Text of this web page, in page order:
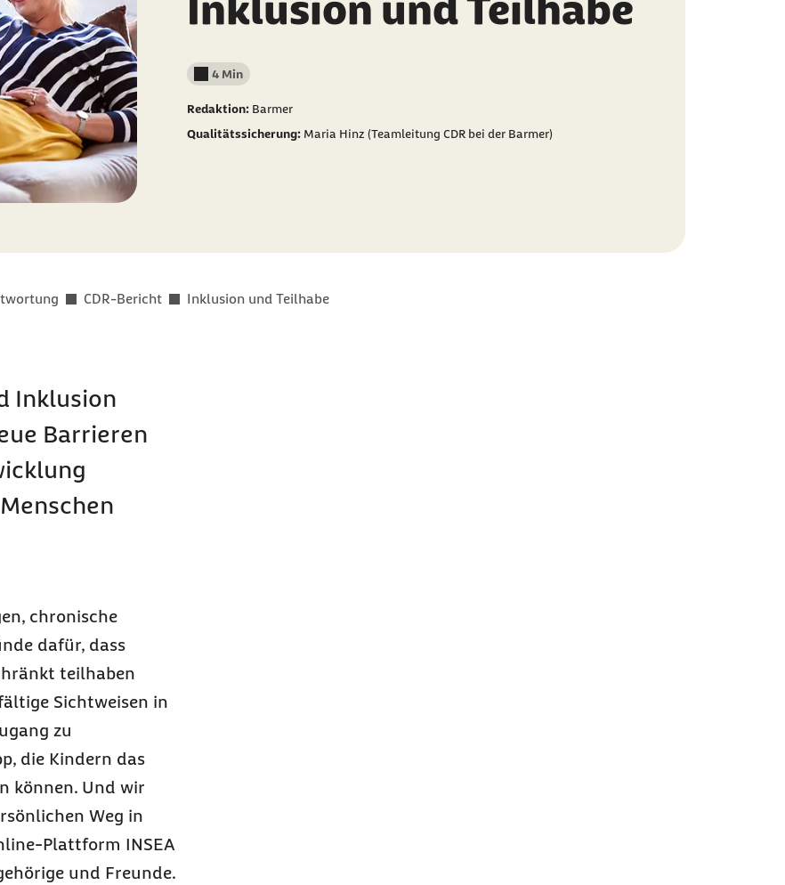
Lesedauer weniger als
4 Min
Redaktion: Barmer
Qualitätssicherung: Maria Hinz (Teamleitung CDR bei der Barmer)
CDR-Bericht Inklusion und Teilhabe
Inklusion
Barrieren
chronische
dafür, dass
teilhaben
Sichtweisen in
zu
die Kindern das
können. Und wir
Weg in
Plattform INSEA
und Freunde.